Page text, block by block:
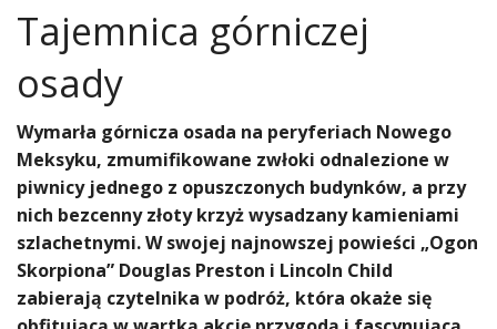
Tajemnica górniczej
osady
​Wymarła górnicza osada na peryferiach Nowego
Meksyku, zmumifikowane zwłoki odnalezione w
piwnicy jednego z opuszczonych budynków, a przy
nich bezcenny złoty krzyż wysadzany kamieniami
szlachetnymi. W swojej najnowszej powieści „Ogon
Skorpiona” Douglas Preston i Lincoln Child
zabierają czytelnika w podróż, która okaże się